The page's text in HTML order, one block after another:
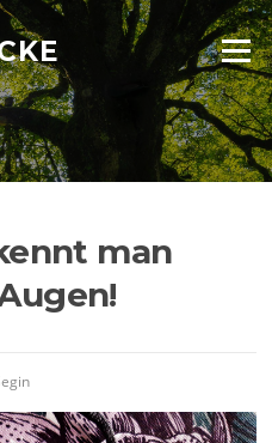
Menü
man